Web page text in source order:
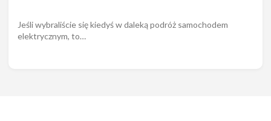
Jeśli wybraliście się kiedyś w daleką podróż samochodem
elektrycznym, to…